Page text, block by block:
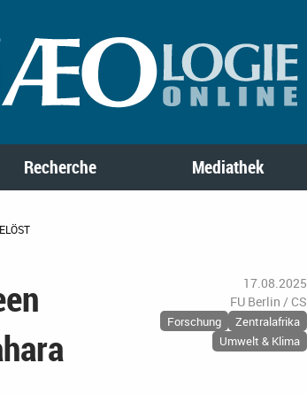
Recherche Mediathek
17.08.2025
FU Berlin / CS
Forschung
Zentralafrika
Umwelt & Klima